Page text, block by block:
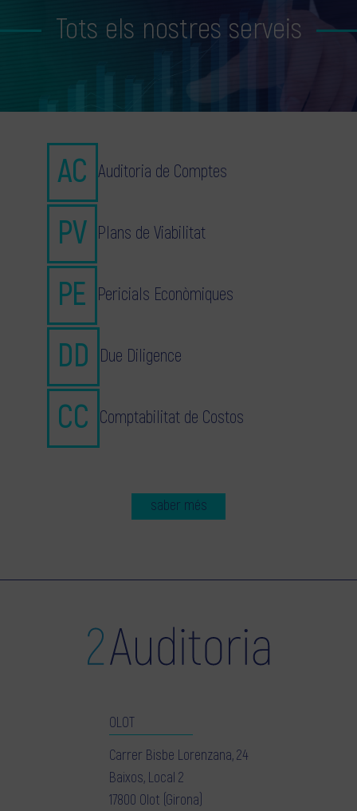
Tots els nostres serveis
Auditoria de Comptes
Plans de Viabilitat
Pericials Econòmiques
Due Diligence
Comptabilitat de Costos
saber més
OLOT
Carrer Bisbe Lorenzana, 24
Baixos, Local 2
17800 Olot (Girona)